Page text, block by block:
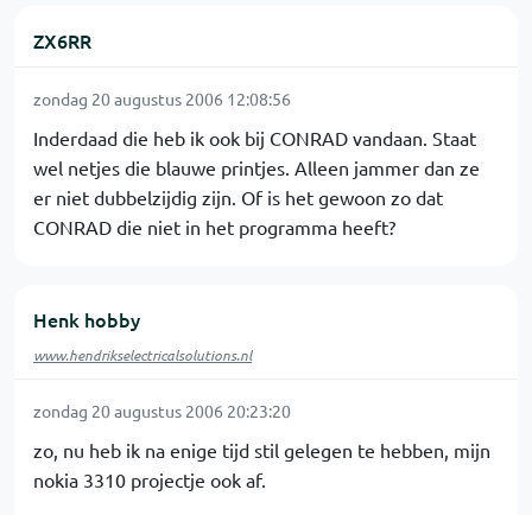
ZX6RR
zondag 20 augustus 2006 12:08:56
Inderdaad die heb ik ook bij CONRAD vandaan. Staat
wel netjes die blauwe printjes. Alleen jammer dan ze
er niet dubbelzijdig zijn. Of is het gewoon zo dat
CONRAD die niet in het programma heeft?
Henk hobby
www.hendrikselectricalsolutions.nl
zondag 20 augustus 2006 20:23:20
zo, nu heb ik na enige tijd stil gelegen te hebben, mijn
nokia 3310 projectje ook af.